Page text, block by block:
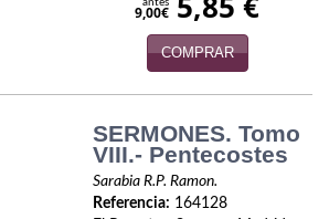
antes
9,00€
COMPRAR
SERMONES. Tomo
VIII.- Pentecostes
Sarabia R.P. Ramon.
Referencia: 164128